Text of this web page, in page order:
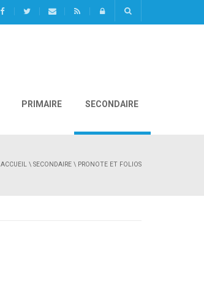
PRIMAIRE SECONDAIRE
ACCUEIL \ SECONDAIRE \ PRONOTE ET FOLIOS